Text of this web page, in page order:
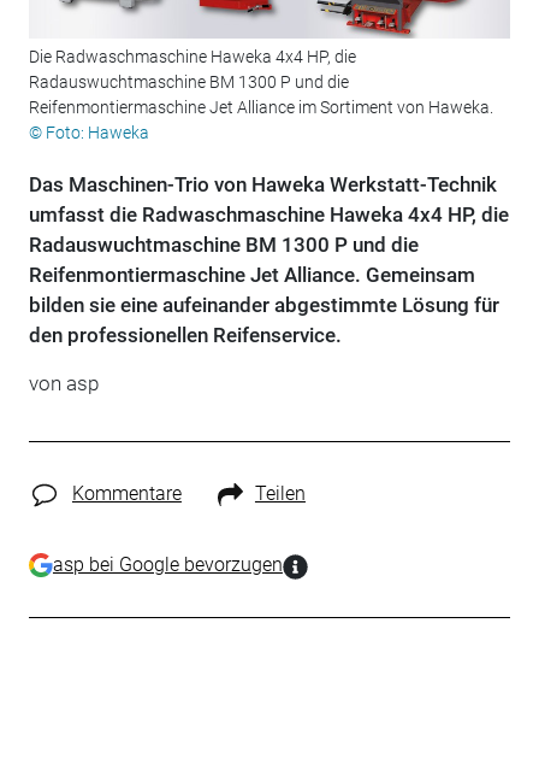
Die Radwaschmaschine Haweka 4x4 HP, die
Radauswuchtmaschine BM 1300 P und die
Reifenmontiermaschine Jet Alliance im Sortiment von Haweka.
© Foto: Haweka
Das Maschinen-Trio von Haweka Werkstatt-Technik
umfasst die Radwaschmaschine Haweka 4x4 HP, die
Radauswuchtmaschine BM 1300 P und die
Reifenmontiermaschine Jet Alliance. Gemeinsam
bilden sie eine aufeinander abgestimmte Lösung für
den professionellen Reifenservice.
von asp
Kommentare Teilen
asp bei Google bevorzugen